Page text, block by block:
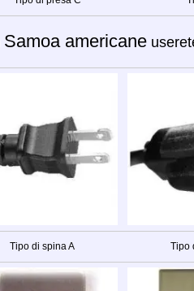
Samoa americane
Tipo di spina A Tipo